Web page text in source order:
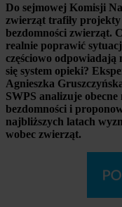
Do sejmowej Komisji
zwierząt trafiły
bezdomności zwierząt.
realnie poprawić
częściowo
się system opieki?
Agnieszka
SWPS analizuje
bezdomności i
najbliższych latach
wobec zwierząt.